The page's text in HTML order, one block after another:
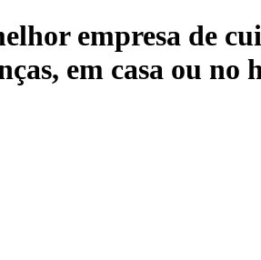
empresa de
em casa ou no